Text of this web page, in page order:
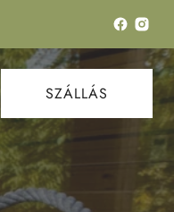
SZÁLLÁS